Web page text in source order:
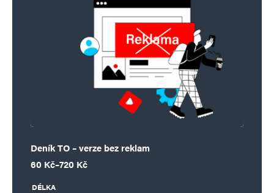
Deník TO – verze bez reklam
60 Kč–720 Kč
Rozpětí cen: 60 Kč až 720 Kč
DÉLKA